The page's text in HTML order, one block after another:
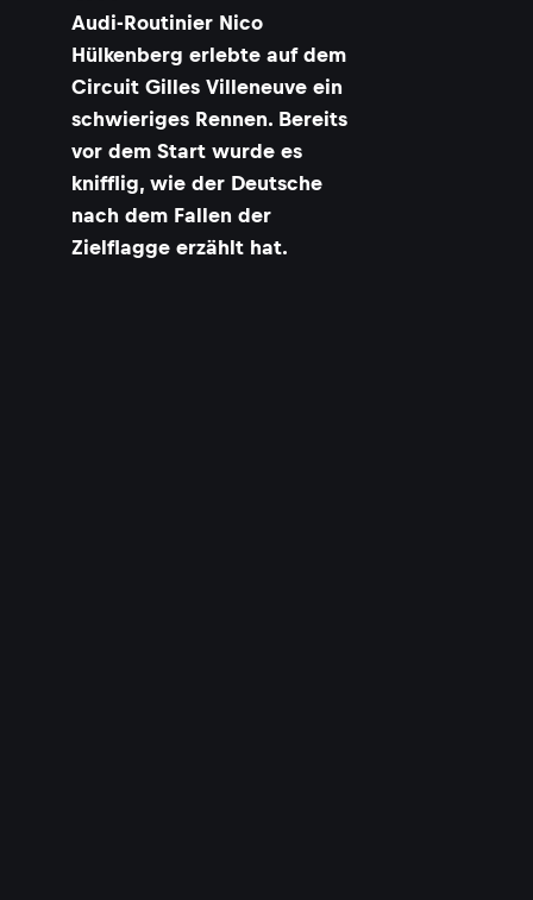
Audi-Routinier Nico
Hülkenberg erlebte auf dem
Circuit Gilles Villeneuve ein
schwieriges Rennen. Bereits
vor dem Start wurde es
knifflig, wie der Deutsche
nach dem Fallen der
Zielflagge erzählt hat.